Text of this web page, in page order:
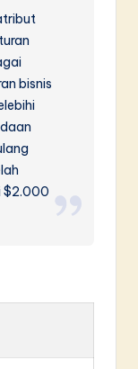
bisnis
$2.000